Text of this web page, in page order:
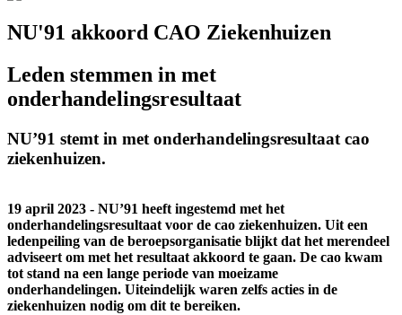
NU'91 akkoord CAO Ziekenhuizen
Leden stemmen in met
onderhandelingsresultaat
NU’91 stemt in met onderhandelingsresultaat cao
ziekenhuizen.
19 april 2023 - NU’91 heeft ingestemd met het
onderhandelingsresultaat voor de cao ziekenhuizen. Uit een
ledenpeiling van de beroepsorganisatie blijkt dat het merendeel
adviseert om met het resultaat akkoord te gaan. De cao kwam
tot stand na een lange periode van moeizame
onderhandelingen. Uiteindelijk waren zelfs acties in de
ziekenhuizen nodig om dit te bereiken.